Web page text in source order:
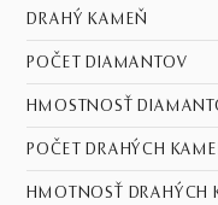
DRAHÝ KAMEŇ
POČET DIAMANTOV
HMOSTNOSŤ
POČET DRAHÝCH
HMOTNOSŤ DRAHÝCH